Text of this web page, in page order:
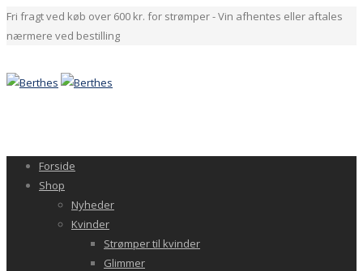
Fri fragt ved køb over 600 kr. for strømper - Vin afhentes eller aftales
nærmere ved bestilling
Forside
Shop
Nyheder
Kvinder
Strømper til kvinder
Glimmer